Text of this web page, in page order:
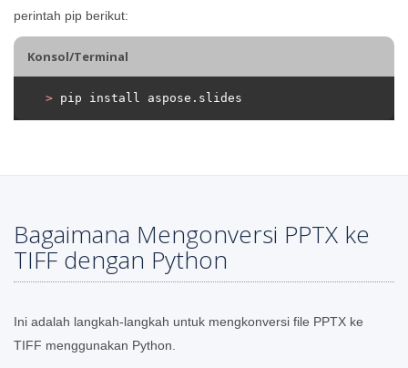
perintah pip berikut:
Konsol/Terminal
> pip install aspose.slides
Bagaimana Mengonversi PPTX ke
TIFF dengan Python
Ini adalah langkah-langkah untuk mengkonversi file PPTX ke
TIFF menggunakan Python.